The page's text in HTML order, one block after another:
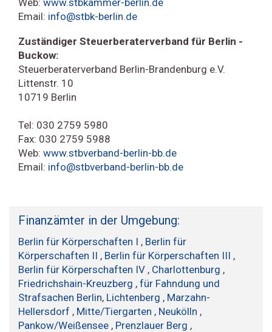
Email: info@stbk-berlin.de
Zuständiger Steuerberaterverband für Berlin -
Buckow:
Steuerberaterverband Berlin-Brandenburg e.V.
Littenstr. 10
10719 Berlin
Tel: 030 2759 5980
Fax: 030 2759 5988
Web: www.stbverband-berlin-bb.de
Email: info@stbverband-berlin-bb.de
Finanzämter in der Umgebung:
Berlin für Körperschaften I , Berlin für
Körperschaften II , Berlin für Körperschaften III ,
Berlin für Körperschaften IV , Charlottenburg ,
Friedrichshain-Kreuzberg , für Fahndung und
Strafsachen Berlin, Lichtenberg , Marzahn-
Hellersdorf , Mitte/Tiergarten , Neukölln ,
Pankow/Weißensee , Prenzlauer Berg ,